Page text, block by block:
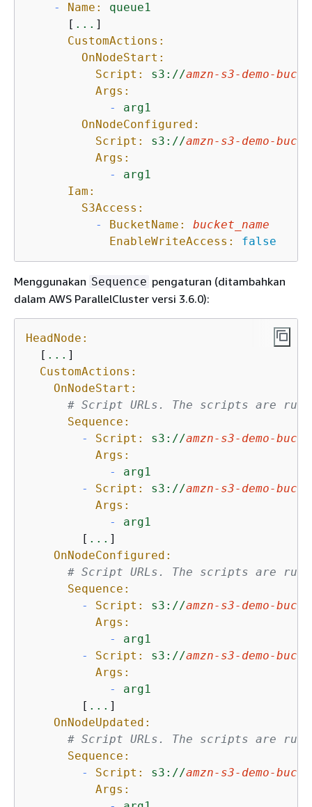
-
Name:
queue1
      [
... ]
CustomActions:
OnNodeStart:
Script:
s3://amzn-s3-demo-
Args:
-
arg1
OnNodeConfigured:
Script:
s3://amzn-s3-demo-
Args:
-
arg1
Iam:
S3Access:
-
BucketName:
bucket_name
EnableWriteAccess:
false
Menggunakan Sequence pengaturan (ditambahkan
dalam AWS ParallelCluster versi 3.6.0):
HeadNode:
  [
... ]
CustomActions:
OnNodeStart:
# Script URLs. The scripts are
Sequence:
-
Script: s3://amzn-s3-demo-
Args:
-
arg1
-
Script: s3://amzn-s3-demo-
Args:
-
arg1
        [
... ]
OnNodeConfigured:
# Script URLs. The scripts are
Sequence:
-
Script: s3://amzn-s3-demo-
Args:
-
arg1
-
Script: s3://amzn-s3-demo-
Args:
-
arg1
        [
... ]
OnNodeUpdated:
# Script URLs. The scripts are
Sequence:
-
Script: s3://amzn-s3-demo-
Args: